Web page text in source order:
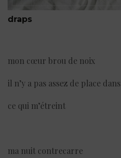
draps
mon cœur brou de noix
il n’y a pas assez de place dans
ce qui m’étreint
ma nuit contrecarre